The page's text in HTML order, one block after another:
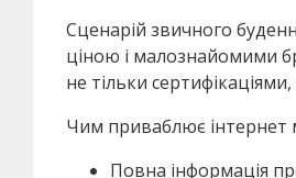
Сценарій звичного
ціною і малознайомими
не тільки
Чим приваблює інтернет
Повна інформація